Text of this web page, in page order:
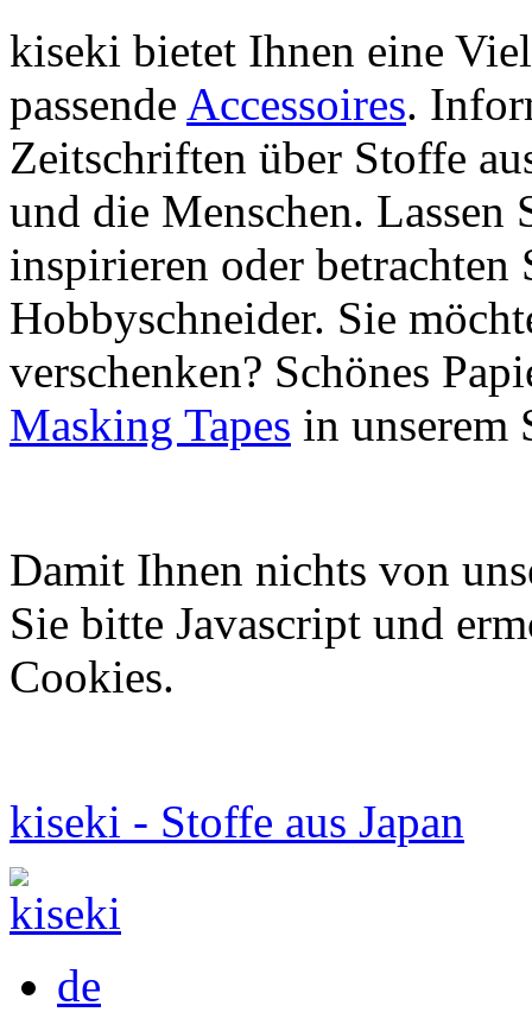
kiseki bietet Ihnen eine
passende Accessoires.
Zeitschriften über Stoffe
und die Menschen.
inspirieren oder betrachten
Hobbyschneider. Sie
verschenken? Schönes
Masking Tapes in unserem
Damit Ihnen nichts von
Sie bitte Javascript und
Cookies.
kiseki - Stoffe aus Japan
de